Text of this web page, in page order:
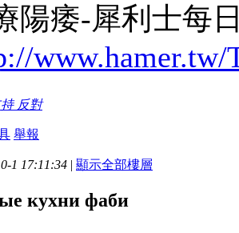
陽痿-犀利士每
www.hamer.tw/
持 反對
舉報
1 17:11:34 | 顯示全部樓層
кухни фаби